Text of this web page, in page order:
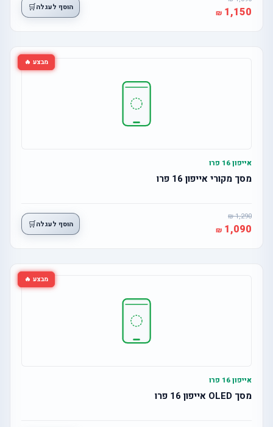
1,150 הוסף לעגלה🛒
מבצע 🔥
אייפון 16 פרו
מסך מקורי אייפון 16 פרו
1,290
1,090 הוסף לעגלה🛒
מבצע 🔥
אייפון 16 פרו
מסך OLED אייפון 16 פרו